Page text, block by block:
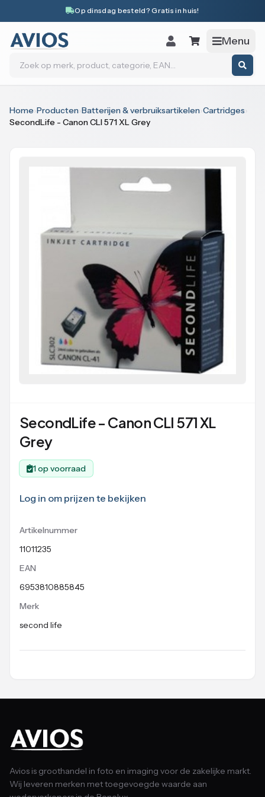
Op dinsdag besteld? Gratis in huis!
Menu
Zoeken
Home›Producten›Batterijen & verbruiksartikelen›Cartridges›
SecondLife - Canon CLI 571 XL Grey
SecondLife - Canon CLI 571 XL
Grey
1 op voorraad
Log in om prijzen te bekijken
Artikelnummer
11011235
EAN
6953810885845
Merk
second life
Avios is groothandel in foto en imaging voor de zakelijke markt.
Wij leveren merken met toegevoegde waarde aan